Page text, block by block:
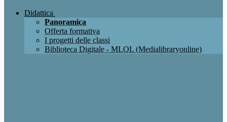
Didattica
Panoramica
Offerta formativa
I progetti delle classi
Biblioteca Digitale - MLOL (Medialibraryonline)